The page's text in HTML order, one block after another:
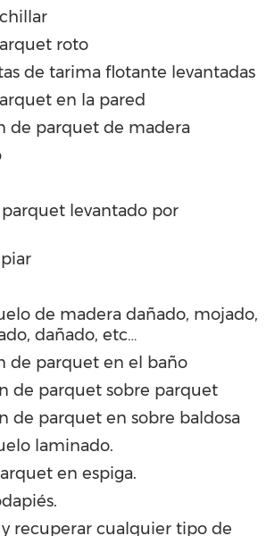
roto
de tarima flotante levantadas
en la pared
de parquet de madera
parquet levantado por
de madera dañado, mojado,
dañado, etc…
de parquet en el baño
de parquet sobre parquet
de parquet en sobre baldosa
laminado.
en espiga.
y recuperar cualquier tipo de